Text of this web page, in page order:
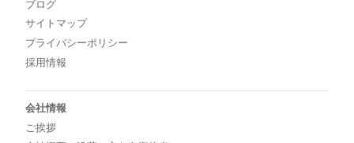
ブログ
サイトマップ
プライバシーポリシー
採用情報
会社情報
ご挨拶